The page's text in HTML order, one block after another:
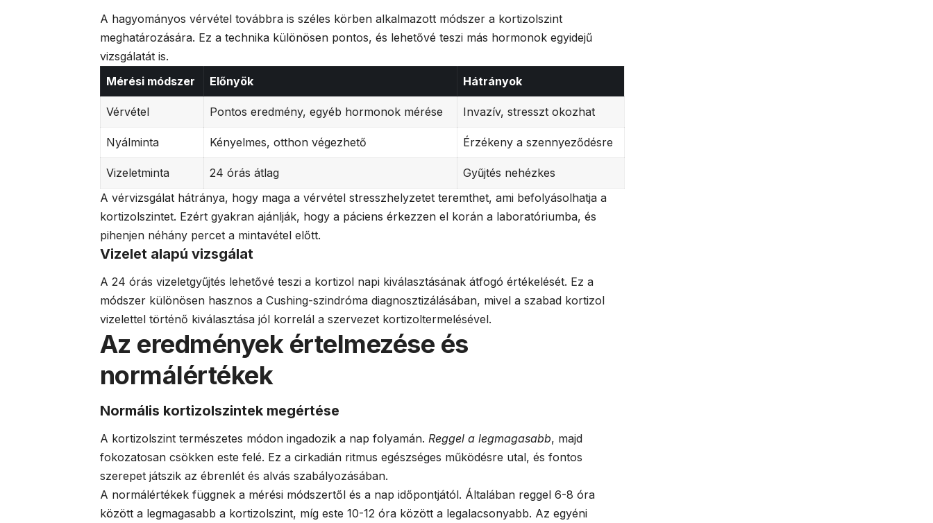
A hagyományos vérvétel továbbra is széles körben alkalmazott módszer a kortizolszint
meghatározására. Ez a technika különösen pontos, és lehetővé teszi más hormonok egyidejű
vizsgálatát is.
Mérési módszer
Előnyök Hátrányok
Vérvétel Pontos eredmény, egyéb hormonok mérése Invazív, stresszt okozhat
Nyálminta Kényelmes, otthon végezhető Érzékeny a szennyeződésre
Vizeletminta 24 órás átlag
Gyűjtés nehézkes
A vérvizsgálat hátránya, hogy maga a vérvétel stresszhelyzetet teremthet, ami befolyásolhatja a
kortizolszintet. Ezért gyakran ajánlják, hogy a páciens érkezzen el korán a laboratóriumba, és
pihenjen néhány percet a mintavétel előtt.
Vizelet alapú vizsgálat
A 24 órás vizeletgyűjtés lehetővé teszi a kortizol napi kiválasztásának átfogó értékelését. Ez a
módszer különösen hasznos a Cushing-szindróma diagnosztizálásában, mivel a szabad kortizol
vizelettel történő kiválasztása jól korrelál a szervezet kortizoltermelésével.
Az eredmények értelmezése és
normálértékek
Normális kortizolszintek megértése
A kortizolszint természetes módon ingadozik a nap folyamán. Reggel a legmagasabb, majd
fokozatosan csökken este felé. Ez a cirkadián ritmus egészséges működésre utal, és fontos
szerepet játszik az ébrenlét és alvás szabályozásában.
A normálértékek függnek a mérési módszertől és a nap időpontjától. Általában reggel 6-8 óra
között a legmagasabb a kortizolszint, míg este 10-12 óra között a legalacsonyabb. Az egyéni